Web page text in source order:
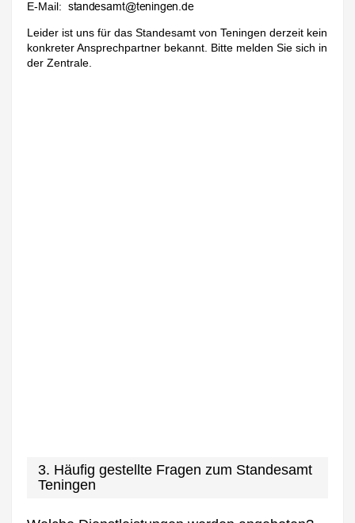
E-Mail:
Leider ist uns für das Standesamt von Teningen derzeit kein
konkreter Ansprechpartner bekannt. Bitte melden Sie sich in
der Zentrale.
3. Häufig gestellte Fragen zum Standesamt
Teningen